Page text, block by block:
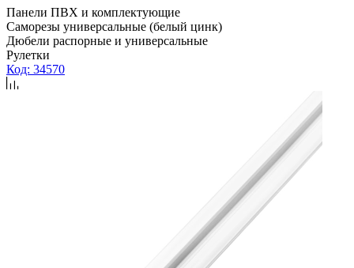
Панели ПВХ и комплектующие
Саморезы универсальные (белый цинк)
Дюбели распорные и универсальные
Рулетки
Код: 34570